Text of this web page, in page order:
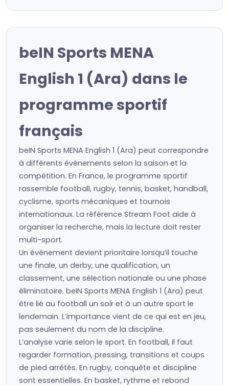
beIN Sports MENA
English 1 (Ara) dans le
programme sportif
français
beIN Sports MENA English 1 (Ara) peut correspondre
à différents événements selon la saison et la
compétition. En France, le programme sportif
rassemble football, rugby, tennis, basket, handball,
cyclisme, sports mécaniques et tournois
internationaux. La référence Stream Foot aide à
organiser la recherche, mais la lecture doit rester
multi-sport.
Un événement devient prioritaire lorsqu’il touche
une finale, un derby, une qualification, un
classement, une sélection nationale ou une phase
éliminatoire. beIN Sports MENA English 1 (Ara) peut
être lié au football un soir et à un autre sport le
lendemain. L’importance vient de ce qui est en jeu,
pas seulement du nom de la discipline.
L’analyse varie selon le sport. En football, il faut
regarder formation, pressing, transitions et coups
de pied arrêtés. En rugby, conquête et discipline
sont essentielles. En basket, rythme et rebond